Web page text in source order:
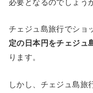
必要となるのでしょう
チェジュ島旅行でショ
定の日本円をチェジュ
ります。
しかし、チェジュ島旅